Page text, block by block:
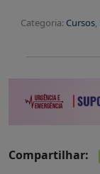
Categoria: Cursos,
Compartilhar: